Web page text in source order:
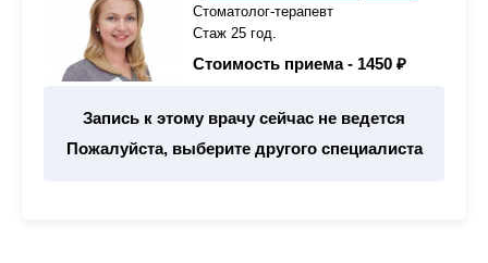
Стоматолог-терапевт
Стаж 25 год.
Стоимость приема - 1450 ₽
Запись к этому врачу сейчас не ведется
Пожалуйста, выберите другого специалиста